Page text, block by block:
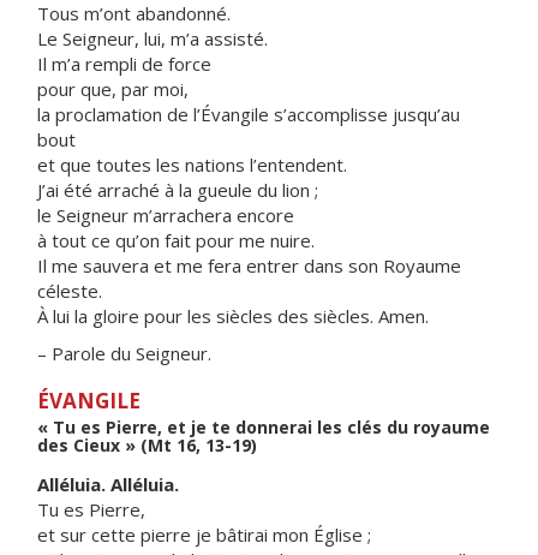
Tous m’ont abandonné.
Le Seigneur, lui, m’a assisté.
Il m’a rempli de force
pour que, par moi,
la proclamation de l’Évangile s’accomplisse jusqu’au
bout
et que toutes les nations l’entendent.
J’ai été arraché à la gueule du lion ;
le Seigneur m’arrachera encore
à tout ce qu’on fait pour me nuire.
Il me sauvera et me fera entrer dans son Royaume
céleste.
À lui la gloire pour les siècles des siècles. Amen.
– Parole du Seigneur.
ÉVANGILE
« Tu es Pierre, et je te donnerai les clés du royaume
des Cieux » (Mt 16, 13-19)
Alléluia. Alléluia.
Tu es Pierre,
et sur cette pierre je bâtirai mon Église ;